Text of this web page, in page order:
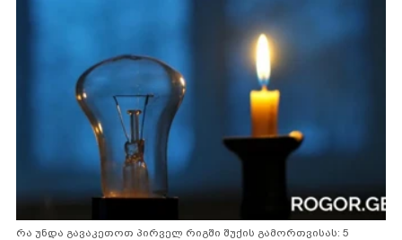
რა უნდა გავაკეთოთ პირველ რიგში შუქის გამორთვისას: 5